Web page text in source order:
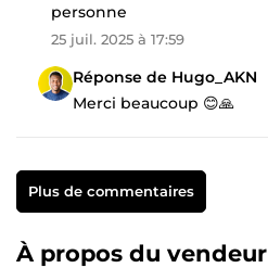
personne
25 juil. 2025 à 17:59
Réponse de Hugo_AKN
Merci beaucoup 😊🙏
Plus de commentaires
À propos du vendeur